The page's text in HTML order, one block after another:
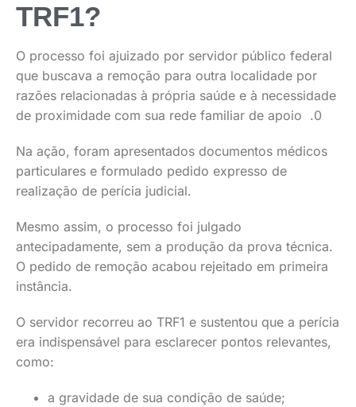
TRF1?
O processo foi ajuizado por servidor público federal
que buscava a remoção para outra localidade por
razões relacionadas à própria saúde e à necessidade
de proximidade com sua rede familiar de apoio .0
Na ação, foram apresentados documentos médicos
particulares e formulado pedido expresso de
realização de perícia judicial.
Mesmo assim, o processo foi julgado
antecipadamente, sem a produção da prova técnica.
O pedido de remoção acabou rejeitado em primeira
instância.
O servidor recorreu ao TRF1 e sustentou que a perícia
era indispensável para esclarecer pontos relevantes,
como:
a gravidade de sua condição de saúde;